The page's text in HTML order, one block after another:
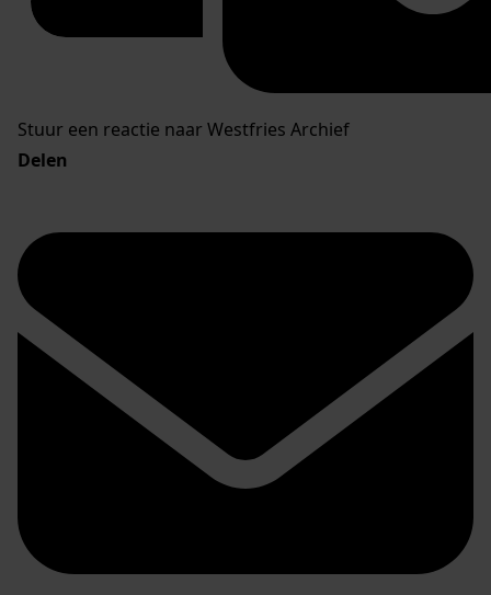
Stuur een reactie naar Westfries Archief
Delen